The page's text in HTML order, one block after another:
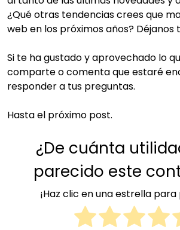
¿Qué otras tendencias crees que
web en los próximos años? Déjanos
Si te ha gustado y aprovechado lo
comparte o comenta que estaré
responder a tus preguntas.
Hasta el próximo post.
¿De cuánta
parecido este
¡Haz clic en una estrella